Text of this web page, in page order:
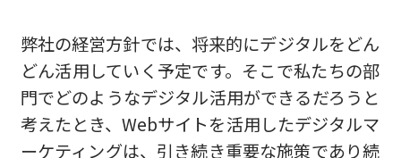
弊社の経営方針では、将来的にデジタルをどん
どん活用していく予定です。そこで私たちの部
門でどのようなデジタル活用ができるだろうと
考えたとき、Webサイトを活用したデジタルマ
ーケティングは、引き続き重要な施策であり続